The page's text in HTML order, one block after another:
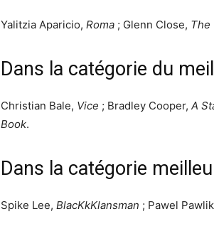
Yalitzia Aparicio, Roma ; Glenn Close, The
Dans la catégorie du
Christian Bale, Vice ; Bradley Cooper, A
Book.
Dans la catégorie
Spike Lee, BlacKkKlansman ; Pawel